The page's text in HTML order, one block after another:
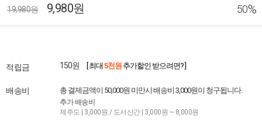
19,980원 9,980원 50%
적립금 150원 [ 최대 5천원 추가할인 받으려면? ]
배송비 총 결제금액이 50,000원 미만시 배송비 3,000원이 청구됩니다.
추가 배송비
제주도 | 3,000원 / 도서산간 | 3,000원 ~ 8,000원